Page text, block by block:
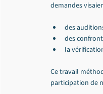
demandes
des
des
la
Ce travail
participation de